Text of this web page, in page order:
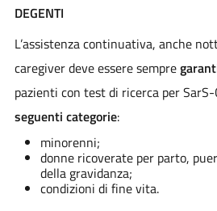
DEGENTI
L’assistenza continuativa, anche
caregiver deve essere sempre
pazienti con test di ricerca per SarS-
seguenti categorie:
minorenni;
donne ricoverate per parto,
della gravidanza;
condizioni di fine vita.